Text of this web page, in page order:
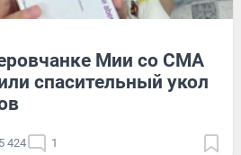
Мии со СМА
спасительный укол
5 424 1